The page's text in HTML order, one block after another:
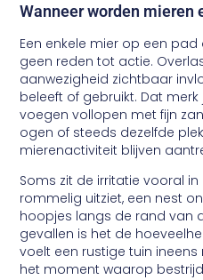
Wanneer worden mieren
Een enkele mier op een
geen reden tot actie.
aanwezigheid zichtbaar
beleeft of gebruikt. Dat
voegen vollopen met fijn
ogen of steeds dezelfde
mierenactiviteit blijven
Soms zit de irritatie vooral
rommelig uitziet, een nest
hoopjes langs de rand van
gevallen is het de
voelt een rustige tuin
het moment waarop